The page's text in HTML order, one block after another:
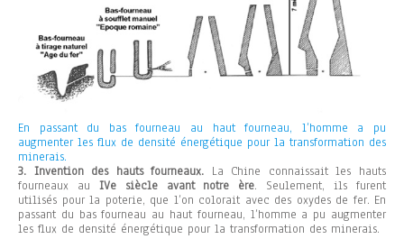
En passant du bas fourneau au haut fourneau, l’homme a pu
augmenter les flux de densité énergétique pour la transformation des
minerais.
3. Invention des hauts fourneaux. La Chine connaissait les hauts
fourneaux au IVe siècle avant notre ère. Seulement, ils furent
utilisés pour la poterie, que l’on colorait avec des oxydes de fer. En
passant du bas fourneau au haut fourneau, l’homme a pu augmenter
les flux de densité énergétique pour la transformation des minerais.